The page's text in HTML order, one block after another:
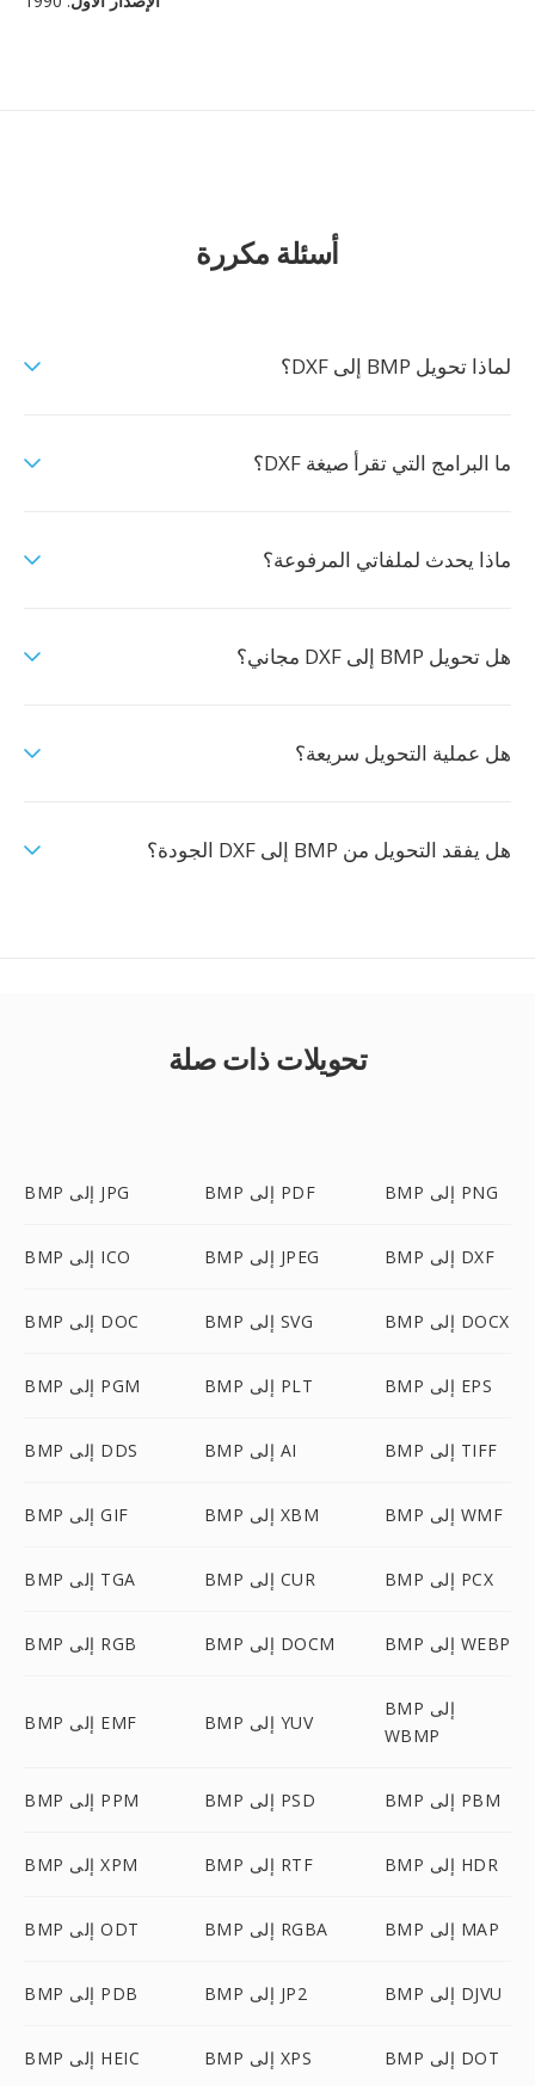
أسئلة مكررة
لماذا تحويل BMP إلى DXF؟
ما البرامج التي تقرأ صيغة DXF؟
ماذا يحدث لملفاتي المرفوعة؟
هل تحويل BMP إلى DXF مجاني؟
هل عملية التحويل سريعة؟
هل يفقد التحويل من BMP إلى DXF الجودة؟
تحويلات ذات صلة
BMP إلى JPG BMP إلى PDF BMP إلى PNG
BMP إلى ICO BMP إلى JPEG BMP إلى DXF
BMP إلى DOC BMP إلى SVG BMP إلى DOCX
BMP إلى PGM BMP إلى PLT BMP إلى EPS
BMP إلى DDS BMP إلى AI BMP إلى TIFF
BMP إلى GIF BMP إلى XBM BMP إلى WMF
BMP إلى TGA BMP إلى CUR BMP إلى PCX
BMP إلى RGB BMP إلى DOCM BMP إلى WEBP
BMP إلى EMF BMP إلى YUV
BMP إلى
WBMP
BMP إلى PPM BMP إلى PSD BMP إلى PBM
BMP إلى XPM BMP إلى RTF BMP إلى HDR
BMP إلى ODT BMP إلى RGBA BMP إلى MAP
BMP إلى PDB BMP إلى JP2 BMP إلى DJVU
BMP إلى HEIC BMP إلى XPS BMP إلى DOT